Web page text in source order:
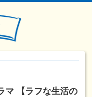
マ 【ラフな生活の